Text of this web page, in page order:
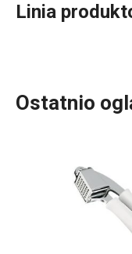
Linia
podstawowe,
Produkujemy je
jednocześnie są
skrobaki,
inne wyposażenie
Ostatnio